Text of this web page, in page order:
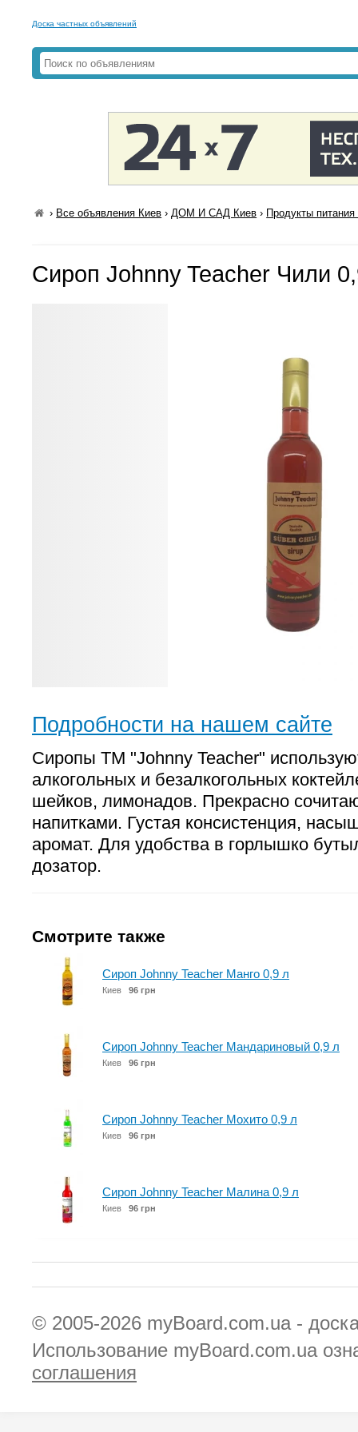
Доска частных объявлений
› Все объявления Киев ›ДОМ И САД Киев › Продукты
Сироп Johnny Teacher Чили
Подробности на нашем сайте
Сиропы ТМ "Johnny Teacher"
алкогольных и безалкогольных
шейков, лимонадов. Прекрасно
напитками. Густая консистенция,
аромат. Для удобства в горлышко
дозатор.
Смотрите также
Сироп Johnny Teacher Манго 0,9 л
Киев 96 грн
Сироп Johnny Teacher Мандариновый 0,9 л
Киев 96 грн
Сироп Johnny Teacher Мохито 0,9 л
Киев 96 грн
Сироп Johnny Teacher Малина 0,9 л
Киев 96 грн
© 2005-2026 myBoard.com.ua -
Использование myBoard.com.ua
соглашения